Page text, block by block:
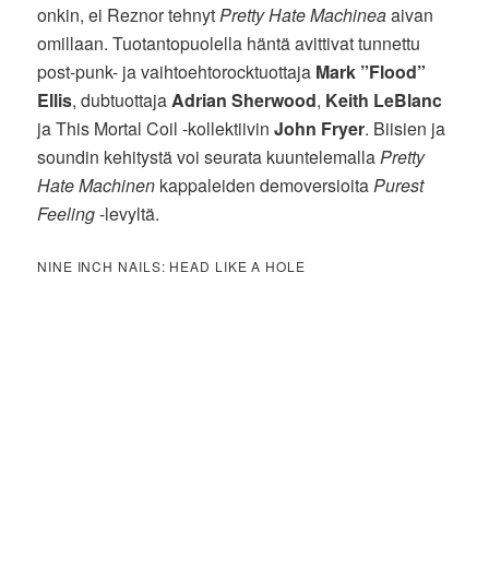
onkin, ei Reznor tehnyt Pretty Hate Machineaaivan
omillaan. Tuotantopuolella häntä avittivat tunnettu
post-punk- ja vaihtoehtorocktuottaja Mark ”Flood”
Ellis, dubtuottaja Adrian Sherwood, Keith LeBlanc
ja This Mortal Coil -kollektiivinJohn Fryer. Biisien ja
soundin kehitystä voi seurata kuuntelemalla Pretty
Hate Machinen kappaleiden demoversioita Purest
Feeling-levyltä.
NINE INCH NAILS: HEAD LIKE A HOLE